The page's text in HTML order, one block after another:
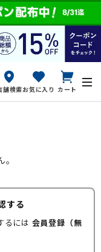
舗検索お気に入り カート
する
るには 会員登録（無